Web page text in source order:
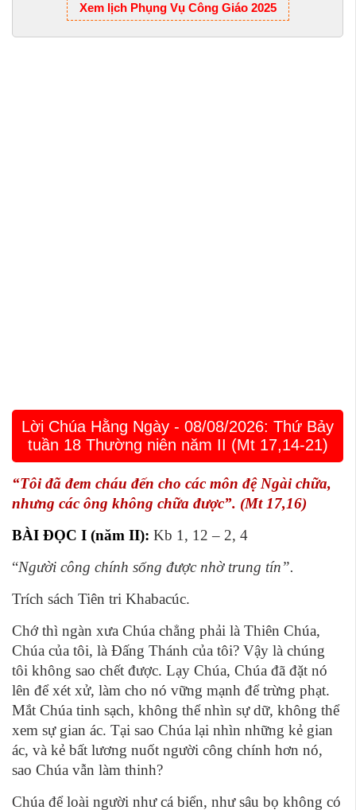
Xem lịch Phụng Vụ Công Giáo 2025
Lời Chúa Hằng Ngày - 08/08/2026: Thứ Bảy
tuần 18 Thường niên năm II (Mt 17,14-21)
“Tôi đã đem cháu đến cho các môn đệ Ngài chữa,
nhưng các ông không chữa được”. (Mt 17,16)
BÀI ĐỌC I (năm II): Kb 1, 12 – 2, 4
“Người công chính sống được nhờ trung tín”.
Trích sách Tiên tri Khabacúc.
Chớ thì ngàn xưa Chúa chẳng phải là Thiên Chúa,
Chúa của tôi, là Ðấng Thánh của tôi? Vậy là chúng
tôi không sao chết được. Lạy Chúa, Chúa đã đặt nó
lên để xét xử, làm cho nó vững mạnh để trừng phạt.
Mắt Chúa tinh sạch, không thể nhìn sự dữ, không thể
xem sự gian ác. Tại sao Chúa lại nhìn những kẻ gian
ác, và kẻ bất lương nuốt người công chính hơn nó,
sao Chúa vẫn làm thinh?
Chúa để loài người như cá biển, như sâu bọ không có